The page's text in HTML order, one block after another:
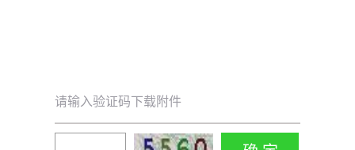
请输入验证码下载附件